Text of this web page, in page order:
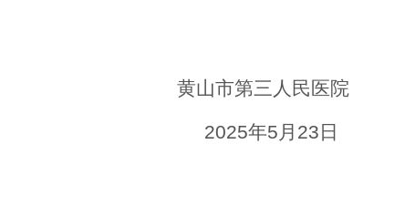
黄山市第三人民医院
2025年5月23日